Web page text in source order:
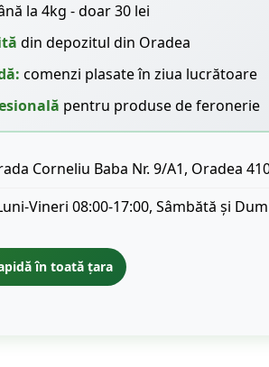
la 4kg - doar 30 lei
din depozitul din Oradea
comenzi plasate în ziua lucrătoare
pentru produse de feronerie
Corneliu Baba Nr. 9/A1, Oradea
Vineri 08:00-17:00, Sâmbătă și
în toată țara